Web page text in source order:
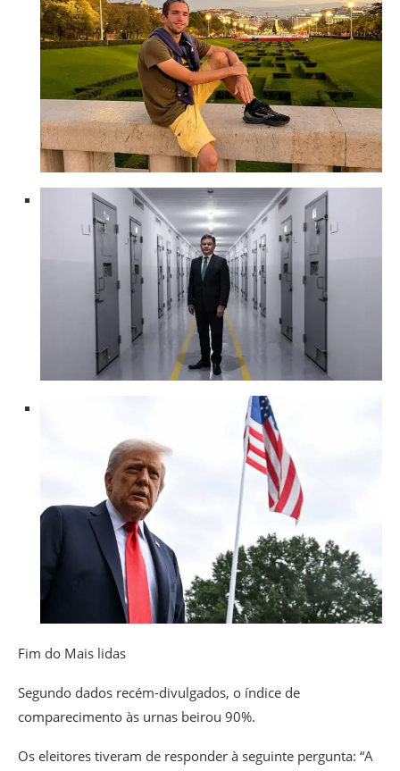
Fim do Mais lidas
Segundo dados recém-divulgados, o índice de
comparecimento às urnas beirou 90%.
Os eleitores tiveram de responder à seguinte pergunta: “A